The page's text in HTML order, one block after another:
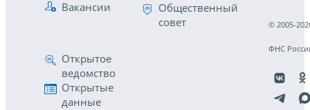
Вакансии
Общественный
совет
Открытое
ведомство
Открытые
данные
© 2005-
ФНС